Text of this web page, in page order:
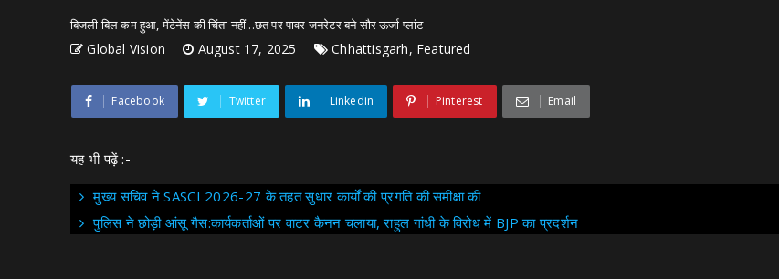
बिजली बिल कम हुआ, मेंटेनेंस की चिंता नहीं...छत पर पावर जनरेटर बने सौर ऊर्जा प्लांट
Global Vision August 17, 2025 Chhattisgarh, Featured
Facebook Twitter Linkedin Pinterest Email
यह भी पढ़ें :-
मुख्य सचिव ने SASCI 2026-27 के तहत सुधार कार्यों की प्रगति की समीक्षा की
पुलिस ने छोड़ी आंसू गैस:कार्यकर्ताओं पर वाटर कैनन चलाया, राहुल गांधी के विरोध में BJP का प्रदर्शन